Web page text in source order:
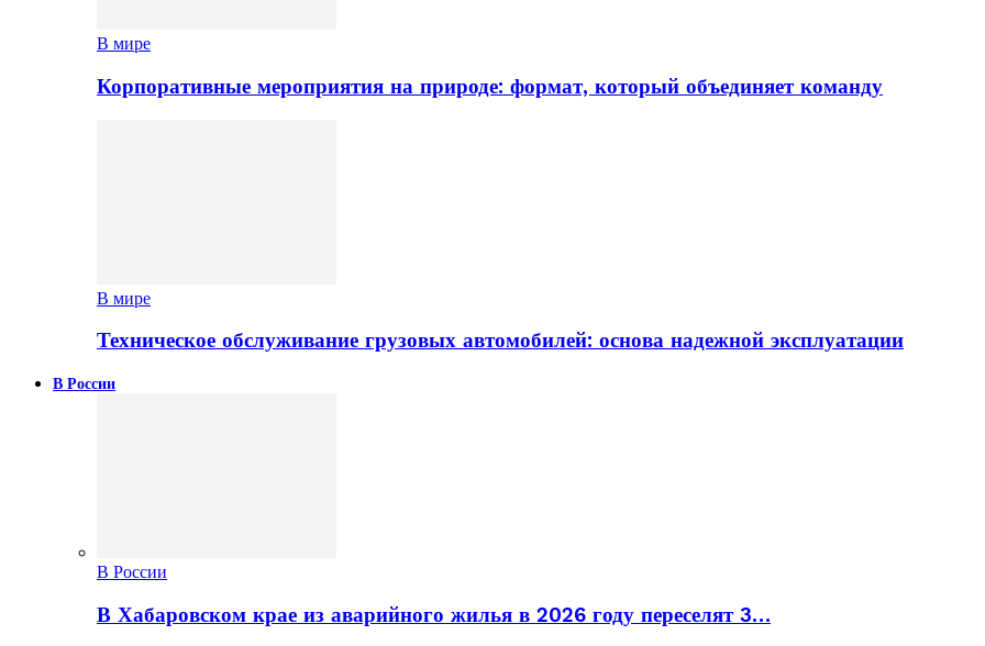
В мире
Корпоративные мероприятия на природе: формат, который объединяет команду
В мире
Техническое обслуживание грузовых автомобилей: основа надежной эксплуатации
В России
В России
В Хабаровском крае из аварийного жилья в 2026 году переселят 3…